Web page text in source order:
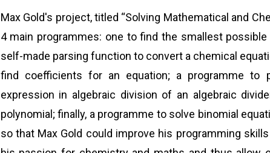
Max Gold's project, titled “Solving Mathematical and
4 main programmes: one to find the smallest
self-made parsing function to convert a chemical
find coefficients for an equation; a programme to
expression in algebraic division of an algebraic
polynomial; finally, a programme to solve binomial
so that Max Gold could improve his programming